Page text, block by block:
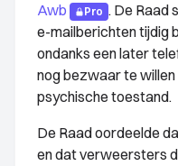
Awb
Pro . De Raad
e-mailberichten tijdig
ondanks een later
nog bezwaar te
psychische toestand.
De Raad oordeelde
en dat verweersters